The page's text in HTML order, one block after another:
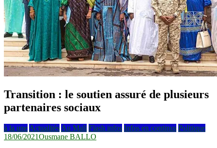
Transition : le soutien assuré de plusieurs
partenaires sociaux
à la une Actualités Au Mali Flash infos Infos en continus Politique
18/06/2021Ousmane BALLO